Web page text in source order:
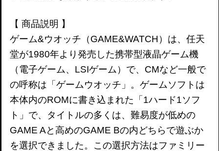
【 商品説明 】
ゲーム&ウオッチ（GAME&WATCH）は、任天
堂が1980年より発売した携帯型液晶ゲーム機
（電子ゲーム、LSIゲーム）で、CMなど一般で
の呼称は「ゲームウオッチ」。ゲームソフトは
本体内のROMに書き込まれた「1ハード1ソフ
ト」で、タイトルの多くは、難易度が低めの
GAME Aと高めのGAME Bの内どちらで遊ぶか
を選択できました。この選択方法はファミリー